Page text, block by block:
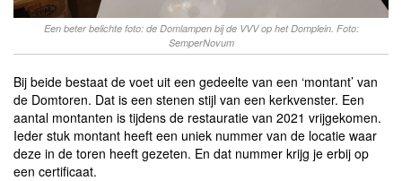
Een beter belichte foto: de Domlampen bij de VVV op het Domplein. Foto:
SemperNovum
Bij beide bestaat de voet uit een gedeelte van een ‘montant’ van
de Domtoren. Dat is een stenen stijl van een kerkvenster. Een
aantal montanten is tijdens de restauratie van 2021 vrijgekomen.
Ieder stuk montant heeft een uniek nummer van de locatie waar
deze in de toren heeft gezeten. En dat nummer krijg je erbij op
een certificaat.